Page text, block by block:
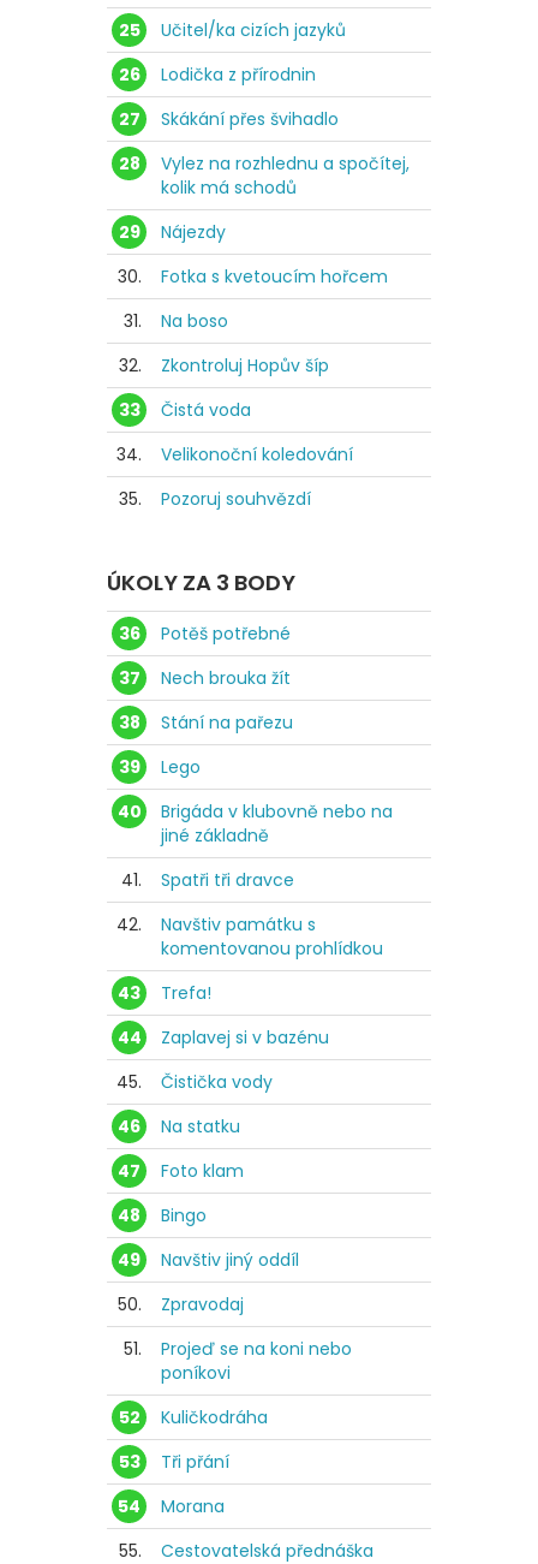
25
Učitel/ka cizích jazyků
26
Lodička z přírodnin
27
Skákání přes švihadlo
28
Vylez na rozhlednu a spočítej,
kolik má schodů
29
Nájezdy
30.
Fotka s kvetoucím hořcem
31.
Na boso
32.
Zkontroluj Hopův šíp
33
Čistá voda
34.
Velikonoční koledování
35.
Pozoruj souhvězdí
ÚKOLY ZA 3 BODY
36
Potěš potřebné
37
Nech brouka žít
38
Stání na pařezu
39
Lego
40
Brigáda v klubovně nebo na
jiné základně
41.
Spatři tři dravce
42.
Navštiv památku s
komentovanou prohlídkou
43
Trefa!
44
Zaplavej si v bazénu
45.
Čistička vody
46
Na statku
47
Foto klam
48
Bingo
49
Navštiv jiný oddíl
50.
Zpravodaj
51.
Projeď se na koni nebo
poníkovi
52
Kuličkodráha
53
Tři přání
54
Morana
55.
Cestovatelská přednáška